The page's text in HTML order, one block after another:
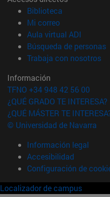
Biblioteca
Mi correo(abre en
Aula virtual ADI
Búsqueda de personas
Trabaja con nosotros
Información
TFNO +34 948 42 56 00
¿QUÉ GRADO TE INTERESA?
¿QUÉ MÁSTER TE
© Universidad de Navarra
Información legal
Accesibilidad
Configuración de
Localizador de campus